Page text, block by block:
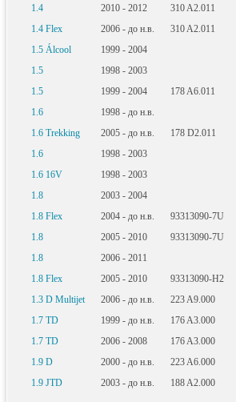
1.4 2010 - 2012 310 A2.011
1.4 Flex 2006 - до н.в. 310 A2.011
1.5 Álcool 1999 - 2004
1.5 1998 - 2003
1.5 1999 - 2004 178 A6.011
1.6 1998 - до н.в.
1.6 Trekking 2005 - до н.в. 178 D2.011
1.6 1998 - 2003
1.6 16V 1998 - 2003
1.8 2003 - 2004
1.8 Flex 2004 - до н.в. 93313090-7U
1.8 2005 - 2010 93313090-7U
1.8 2006 - 2011
1.8 Flex 2005 - 2010 93313090-H2
1.3 D Multijet 2006 - до н.в. 223 A9.000
1.7 TD 1999 - до н.в. 176 A3.000
1.7 TD 2006 - 2008 176 A3.000
1.9 D 2000 - до н.в. 223 A6.000
1.9 JTD 2003 - до н.в. 188 A2.000